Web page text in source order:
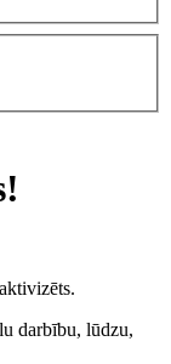
darbību, lūdzu,